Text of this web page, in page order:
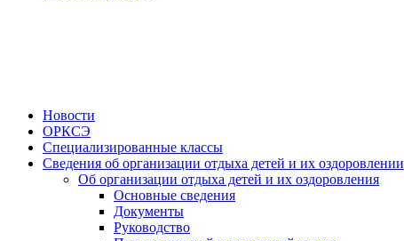
Новости
ОРКСЭ
Специализированные классы
Сведения об организации отдыха детей и их оздоровлении
Об организации отдыха детей и их оздоровления
Основные сведения
Документы
Руководство